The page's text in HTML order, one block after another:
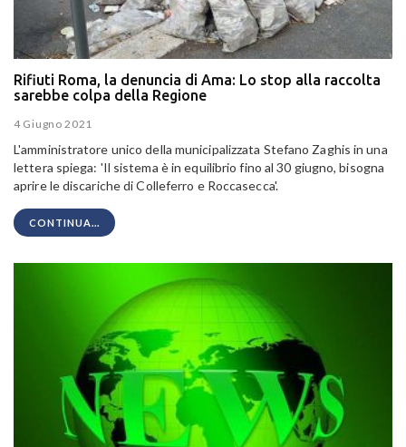
Rifiuti Roma, la denuncia di Ama: Lo stop alla raccolta
sarebbe colpa della Regione
4 Giugno 2021
L'amministratore unico della municipalizzata Stefano Zaghis in una
lettera spiega: 'Il sistema è in equilibrio fino al 30 giugno, bisogna
aprire le discariche di Colleferro e Roccasecca'.
CONTINUA...